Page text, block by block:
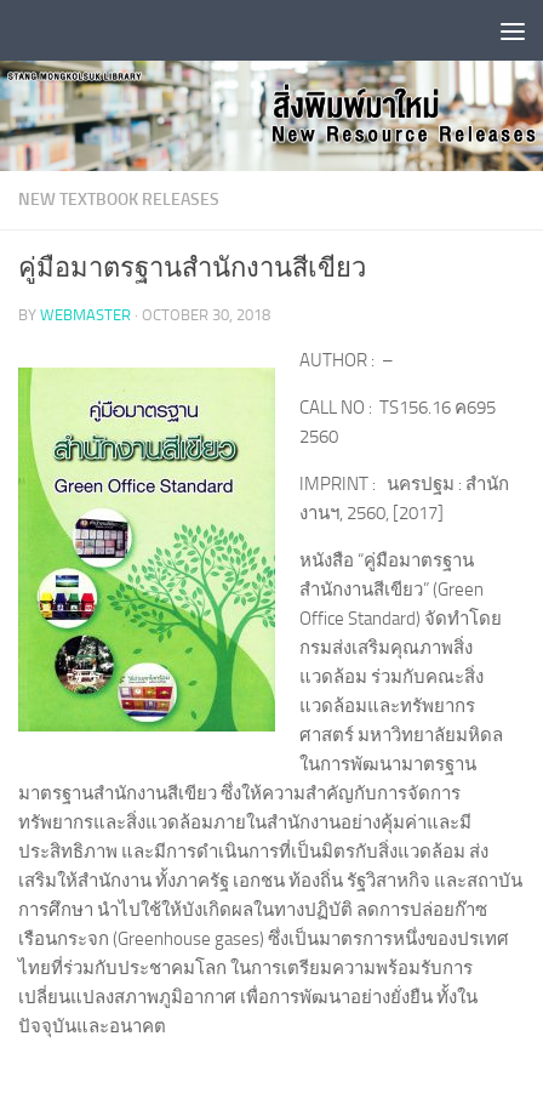
NEW TEXTBOOK RELEASES
คู่มือมาตรฐานสำนักงานสีเขียว
BY WEBMASTER · OCTOBER 30, 2018
AUTHOR : –
CALL NO : TS156.16 ค695
2560
IMPRINT : นครปฐม : สำนัก
งานฯ, 2560, [2017]
หนังสือ “คู่มือมาตรฐาน
สำนักงานสีเขียว” (Green
Office Standard) จัดทำโดย
กรมส่งเสริมคุณภาพสิ่ง
แวดล้อม ร่วมกับคณะสิ่ง
แวดล้อมและทรัพยากร
ศาสตร์ มหาวิทยาลัยมหิดล
ในการพัฒนามาตรฐาน
มาตรฐานสำนักงานสีเขียว ซึ่งให้ความสำคัญกับการจัดการ
ทรัพยากรและสิ่งแวดล้อมภายในสำนักงานอย่างคุ้มค่าและมี
ประสิทธิภาพ และมีการดำเนินการที่เป็นมิตรกับสิ่งแวดล้อม ส่ง
เสริมให้สำนักงาน ทั้งภาครัฐ เอกชน ท้องถิ่น รัฐวิสาหกิจ และสถาบัน
การศึกษา นำไปใช้ให้บังเกิดผลในทางปฏิบัติ ลดการปล่อยก๊าซ
เรือนกระจก (Greenhouse gases) ซึ่งเป็นมาตรการหนึ่งของปรเทศ
ไทยที่ร่วมกับประชาคมโลก ในการเตรียมความพร้อมรับการ
เปลี่ยนแปลงสภาพภูมิอากาศ เพื่อการพัฒนาอย่างยั่งยืน ทั้งใน
ปัจจุบันและอนาคต